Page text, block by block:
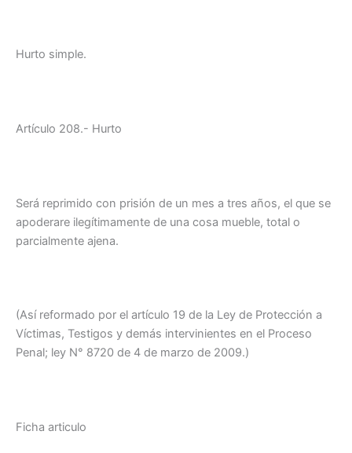
Hurto simple.
Artículo 208.- Hurto
Será reprimido con prisión de un mes a tres años, el que se
apoderare ilegítimamente de una cosa mueble, total o
parcialmente ajena.
(Así reformado por el artículo 19 de la Ley de Protección a
Víctimas, Testigos y demás intervinientes en el Proceso
Penal; ley N° 8720 de 4 de marzo de 2009.)
Ficha articulo